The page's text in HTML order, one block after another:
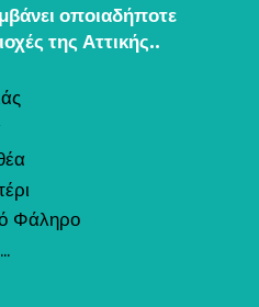
οποιαδήποτε
της Αττικής..
Φάληρο